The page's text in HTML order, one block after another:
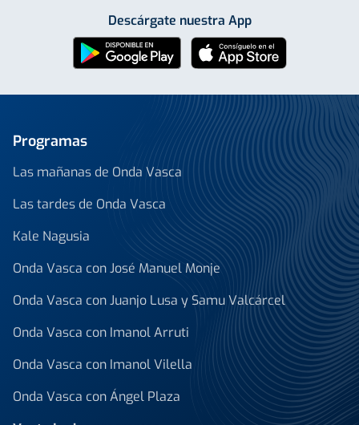
Descárgate nuestra App
Programas
Las mañanas de Onda Vasca
Las tardes de Onda Vasca
Kale Nagusia
Onda Vasca con José Manuel Monje
Onda Vasca con Juanjo Lusa y Samu Valcárcel
Onda Vasca con Imanol Arruti
Onda Vasca con Imanol Vilella
Onda Vasca con Ángel Plaza